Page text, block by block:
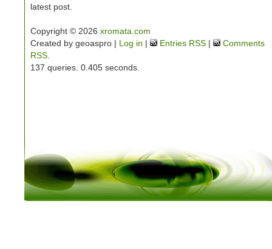
latest post.
Copyright © 2026 xromata.com
Created by geoaspro | Log in | Entries RSS |
Comments
RSS
137 queries. 0.405 seconds.